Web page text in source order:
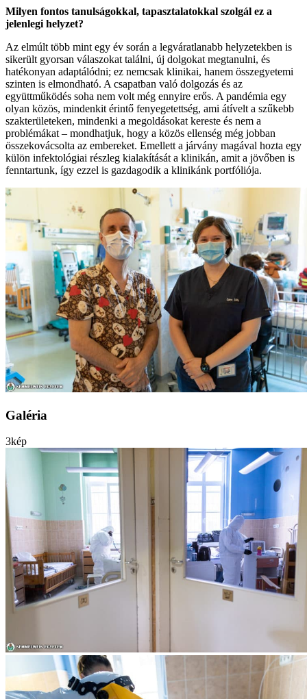
Milyen fontos tanulságokkal, tapasztalatokkal szolgál ez a
jelenlegi helyzet?
Az elmúlt több mint egy év során a legváratlanabb helyzetekben is
sikerült gyorsan válaszokat találni, új dolgokat megtanulni, és
hatékonyan adaptálódni; ez nemcsak klinikai, hanem összegyetemi
szinten is elmondható. A csapatban való dolgozás és az
együttműködés soha nem volt még ennyire erős. A pandémia egy
olyan közös, mindenkit érintő fenyegetettség, ami átívelt a szűkebb
szakterületeken, mindenki a megoldásokat kereste és nem a
problémákat – mondhatjuk, hogy a közös ellenség még jobban
összekovácsolta az embereket. Emellett a járvány magával hozta egy
külön infektológiai részleg kialakítását a klinikán, amit a jövőben is
fenntartunk, így ezzel is gazdagodik a klinikánk portfóliója.
Galéria
3kép